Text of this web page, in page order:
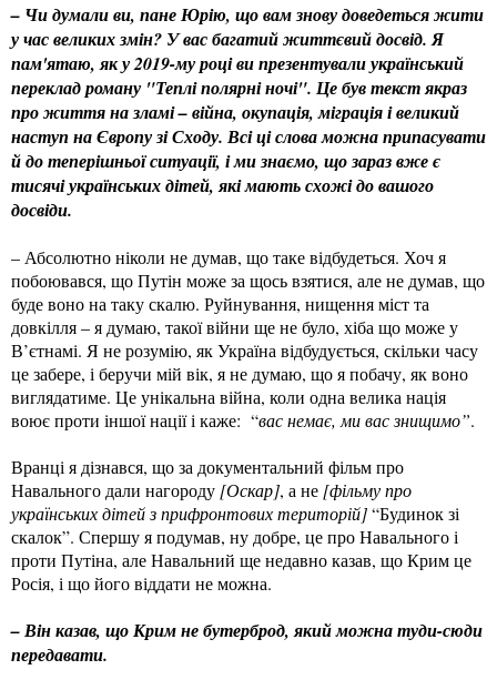
– Чи думали ви, пане Юрію, що вам знову доведеться жити
у час великих змін? У вас багатий життєвий досвід. Я
пам'ятаю, як у 2019-му році ви презентували український
переклад роману "Теплі полярні ночі". Це був текст якраз
про життя на зламі – війна, окупація, міграція і великий
наступ на Європу зі Сходу. Всі ці слова можна припасувати
й до теперішньої ситуації, і ми знаємо, що зараз вже є
тисячі українських дітей, які мають схожі до вашого
досвіди.
– Абсолютно ніколи не думав, що таке відбудеться. Хоч я
побоювався, що Путін може за щось взятися, але не думав, що
буде воно на таку скалю. Руйнування, нищення міст та
довкілля – я думаю, такої війни ще не було, хіба що може у
В’єтнамі. Я не розумію, як Україна відбудується, скільки часу
це забере, і беручи мій вік, я не думаю, що я побачу, як воно
виглядатиме. Це унікальна війна, коли одна велика нація
воює проти іншої нації і каже: “вас немає, ми вас знищимо”.
Вранці я дізнався, що за документальний фільм про
Навального дали нагороду [Оскар], а не [фільму про
українських дітей з прифронтових територій]“Будинок зі
скалок”. Спершу я подумав, ну добре, це про Навального і
проти Путіна, але Навальний ще недавно казав, що Крим це
Росія, і що його віддати не можна.
– Він казав, що Крим не бутерброд, який можна туди-сюди
передавати.